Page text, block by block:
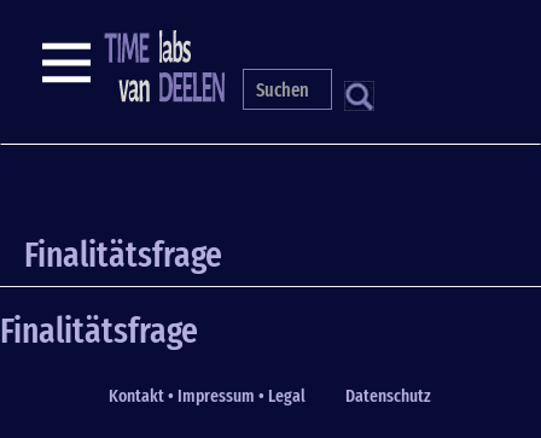
content
S
NAVIGATION
Finalitätsfrage
Finalitätsfrage
Fußzeile
Kontakt • Impressum • Legal Datenschutz